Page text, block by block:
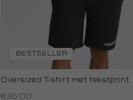
BESTSELLER
Oversized T-shirt met tekstprint
€35.00